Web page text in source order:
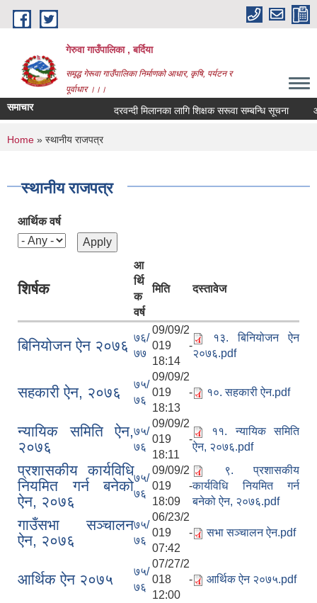
Skip to main content
गेरुवा गाउँपालिका , बर्दिया
समृद्ध गेरूवा गाउँपालिका निर्माणको आधार, कृषि, पर्यटन र
पूर्वाधार ।।।
समाचार दरवन्दी मिलानका लागि शिक्षक सरूवा सम्बन्धि सूचना
You are here
Home » स्थानीय राजपत्र
स्थानीय राजपत्र
आर्थिक वर्ष
शिर्षक
आ
र्थि
क
वर्ष
मिति दस्तावेज
बिनियोजन ऐन २०७६ ७६/
७७
09/09/2
019 -
18:14
१३. बिनियोजन ऐन
२०७६.pdf
सहकारी ऐन, २०७६
७५/
७६
09/09/2
019 -
18:13
१०. सहकारी ऐन.pdf
न्यायिक समिति ऐन,
२०७६
७५/
७६
09/09/2
019 -
18:11
११. न्यायिक समिति
ऐन, २०७६.pdf
प्रशासकीय कार्यविधि
नियमित गर्न बनेको
ऐन, २०७६
७५/
७६
09/09/2
019 -
18:09
९. प्रशासकीय
कार्यविधि नियमित गर्न
बनेको ऐन, २०७६.pdf
गाउँसभा सञ्चालन
ऐन, २०७६
७५/
७६
06/23/2
019 -
07:42
सभा सञ्चालन ऐन.pdf
आर्थिक ऐन २०७५
७५/
७६
07/27/2
018 -
12:00
आर्थिक ऐन २०७५.pdf